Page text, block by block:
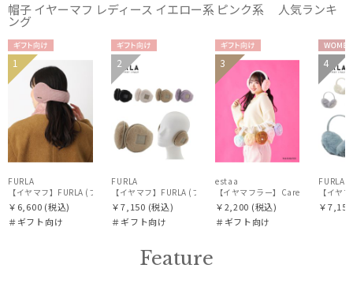
帽子 イヤーマフ レディース イエロー系 ピンク系 人気ランキ
ング
ギフト
向け
WOME
N
1
FURLA
【イヤマフ】FURLA (フルラ) コールテン×フェイクファー バックアームイヤマフ
￥6,600 (税込)
＃ギフト向け
ギフト
向け
WOME
N
2
FURLA
【イヤマフ】FURLA (フルラ) フェイクファー バックアームイヤ
￥7,150 (税込)
＃ギフト向け
ギフト
向け
WOME
N
3
estaa
【イヤマフラー】CareBearsTM（
￥2,200 (税込)
＃ギフト向け
N
4
FURLA
￥7,150
Feature